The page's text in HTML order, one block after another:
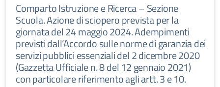
Comparto Istruzione e Ricerca – Sezione
Scuola. Azione di sciopero prevista per la
giornata del 24 maggio 2024. Adempimenti
previsti dall’Accordo sulle norme di garanzia dei
servizi pubblici essenziali del 2 dicembre 2020
(Gazzetta Ufficiale n. 8 del 12 gennaio 2021)
con particolare riferimento agli artt. 3 e 10.